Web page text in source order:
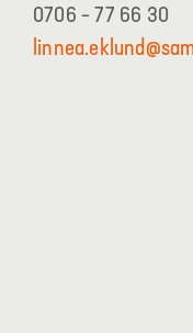
0706 – 77 66 30